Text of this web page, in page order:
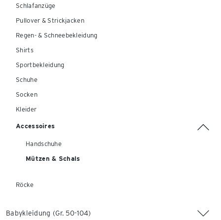
Schlafanzüge
Pullover & Strickjacken
Regen- & Schneebekleidung
Shirts
Sportbekleidung
Schuhe
Socken
Kleider
Accessoires
Handschuhe
Mützen & Schals
Röcke
Babykleidung (Gr. 50-104)